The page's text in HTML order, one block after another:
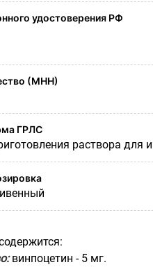
удостоверения РФ
(МНН)
ГРЛС
раствора для
винпоцетин - 5 мг.